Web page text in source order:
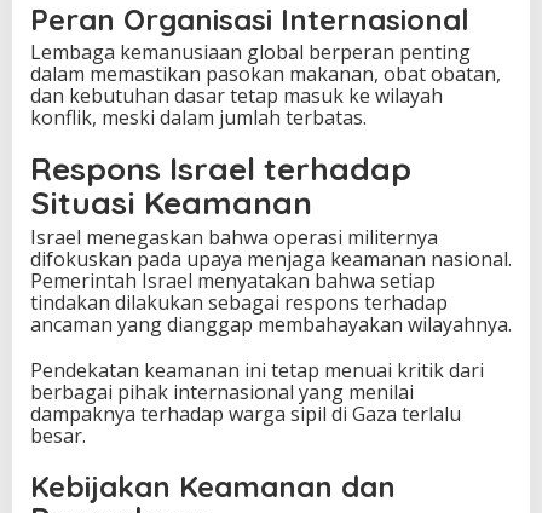
Peran Organisasi Internasional
Lembaga kemanusiaan global berperan penting
dalam memastikan pasokan makanan, obat obatan,
dan kebutuhan dasar tetap masuk ke wilayah
konflik, meski dalam jumlah terbatas.
Respons Israel terhadap
Situasi Keamanan
Israel menegaskan bahwa operasi militernya
difokuskan pada upaya menjaga keamanan nasional.
Pemerintah Israel menyatakan bahwa setiap
tindakan dilakukan sebagai respons terhadap
ancaman yang dianggap membahayakan wilayahnya.
Pendekatan keamanan ini tetap menuai kritik dari
berbagai pihak internasional yang menilai
dampaknya terhadap warga sipil di Gaza terlalu
besar.
Kebijakan Keamanan dan